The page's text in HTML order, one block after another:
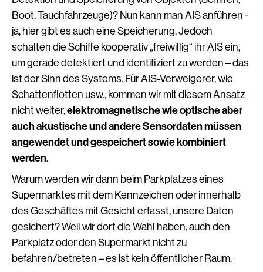
Boot, Tauchfahrzeuge)? Nun kann man AIS anführen -
ja, hier gibt es auch eine Speicherung. Jedoch
schalten die Schiffe kooperativ „freiwillig“ ihr AIS ein,
um gerade detektiert und identifiziert zu werden – das
ist der Sinn des Systems. Für AIS-Verweigerer, wie
Schattenflotten usw., kommen wir mit diesem Ansatz
nicht weiter,elektromagnetische wie optische aber
auch akustische und andere Sensordaten müssen
angewendet und gespeichert sowie kombiniert
werden.
Warum werden wir dann beim Parkplatzes eines
Supermarktes mit dem Kennzeichen oder innerhalb
des Geschäftes mit Gesicht erfasst, unsere Daten
gesichert? Weil wir dort die Wahl haben, auch den
Parkplatz oder den Supermarkt nicht zu
befahren/betreten – es ist kein öffentlicher Raum.